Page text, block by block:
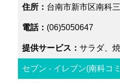
台南市新市区南科
(06)5050647
サラダ、
セブン - イレブン(南科コ